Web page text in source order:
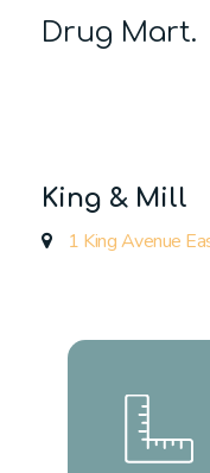
Drug Mart.
King & Mill
1 King Avenue